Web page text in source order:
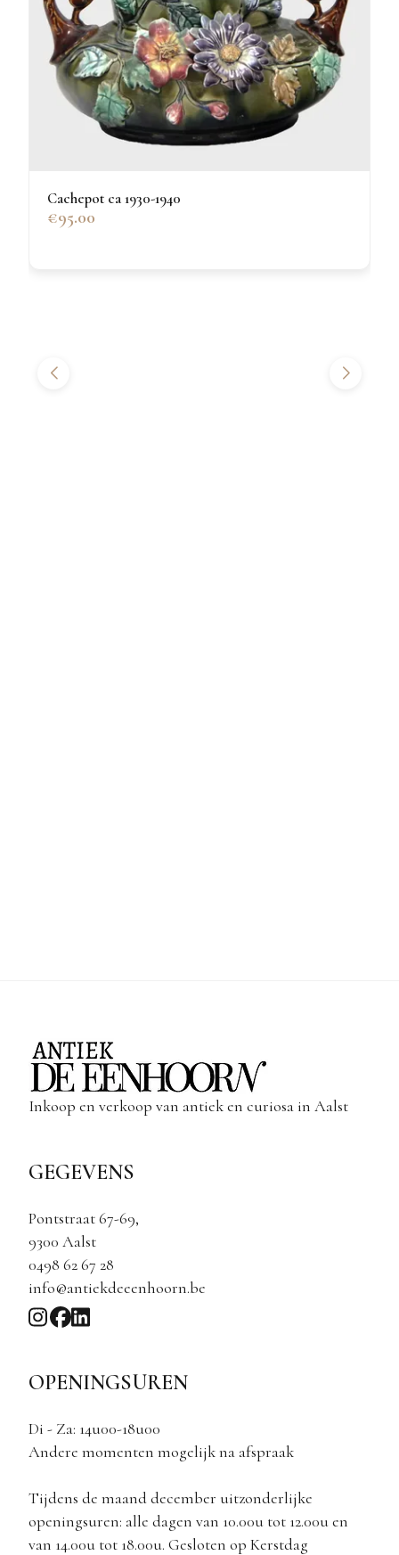
Cachepot ca 1930-1940
€95.00
Inkoop en verkoop van antiek en curiosa in Aalst
GEGEVENS
Pontstraat 67-69,
9300 Aalst
0498 62 67 28
info@antiekdeeenhoorn.be
OPENINGSUREN
Di - Za: 14u00-18u00
Andere momenten mogelijk na afspraak
Tijdens de maand december uitzonderlijke
openingsuren: alle dagen van 10.00u tot 12.00u en
van 14.00u tot 18.00u. Gesloten op Kerstdag